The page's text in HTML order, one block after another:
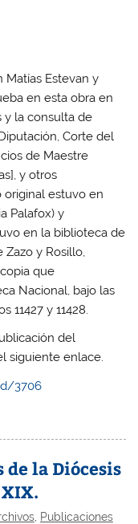
Matías Estevan y
en esta obra en
y la consulta de
Corte del
de Maestre
y otros
original estuvo en
Palafox) y
en la biblioteca de
Zazo y Rosillo,
que
Nacional, bajo las
11427 y 11428.
del
siguiente enlace.
3706
la Diócesis
, Publicaciones